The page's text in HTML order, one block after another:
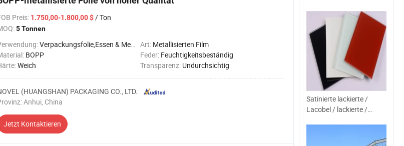
Preis: 1.750,00-1.800,00 $/ Ton
5 Tonnen
Verpackungsfolie,Essen & Medizin Film Art: Metallisierten Film
BOPP Feder: Feuchtigkeitsbeständig
Weich Transparenz: Undurchsichtig
(HUANGSHAN) PACKAGING CO., LTD.
Anhui, China
Jetzt Kontaktieren
Satinierte lackierte /
Lacobel / lackierte /